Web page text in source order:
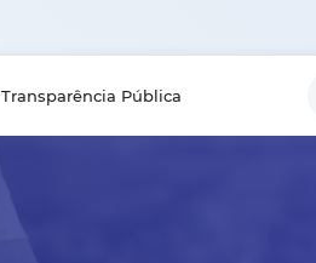
Transparência Pública